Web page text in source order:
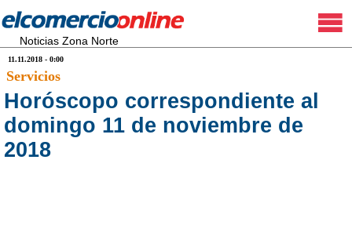
Noticias Zona Norte
11.11.2018 - 0:00
Servicios
Horóscopo correspondiente al
domingo 11 de noviembre de
2018